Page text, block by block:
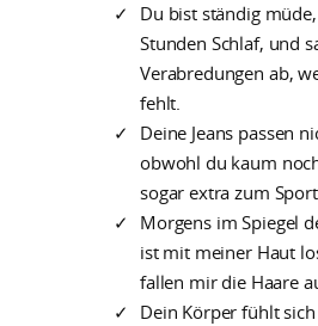
Du bist ständig
Stunden Schlaf, und
Verabredungen ab,
fehlt.
Deine Jeans passen
obwohl du kaum
sogar extra zum
Morgens im Spiegel
ist mit meiner Haut
fallen mir die Haare
Dein Körper fühlt